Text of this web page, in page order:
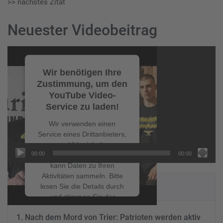
>> nächstes Zitat
Neuester Videobeitrag
Player
Wir benötigen Ihre
Zustimmung, um den
YouTube Video-
Service zu laden!
Wir verwenden einen
Service eines Drittanbieters,
um Videoinhalte
einzubetten. Dieser Service
kann Daten zu Ihren
Aktivitäten sammeln. Bitte
lesen Sie die Details durch
und stimmen Sie der
Nutzung des Service zu, um
dieses Video anzusehen.
00:00 00:00
NEUESTE BEITRÄGE
Nach dem Mord von Trier: Patrioten werden aktiv